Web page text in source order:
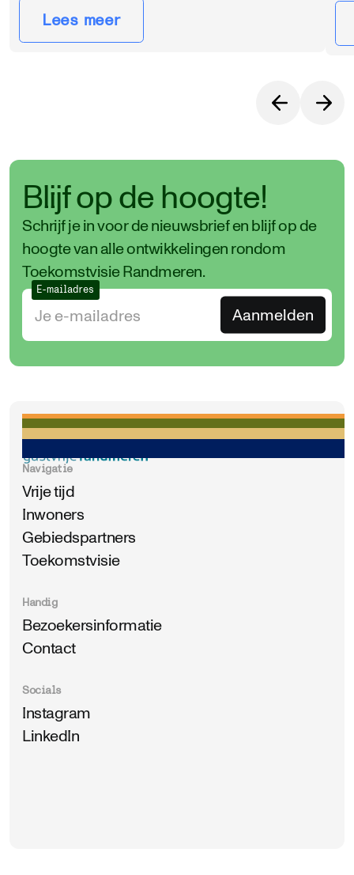
Lees meer
Blijf op de hoogte!
Schrijf je in voor de nieuwsbrief en blijf op de
hoogte van alle ontwikkelingen rondom
Toekomstvisie Randmeren.
E-mailadres
Navigatie
Vrije tijd
Inwoners
Gebiedspartners
Toekomstvisie
Handig
Bezoekersinformatie
Contact
Socials
Instagram
LinkedIn